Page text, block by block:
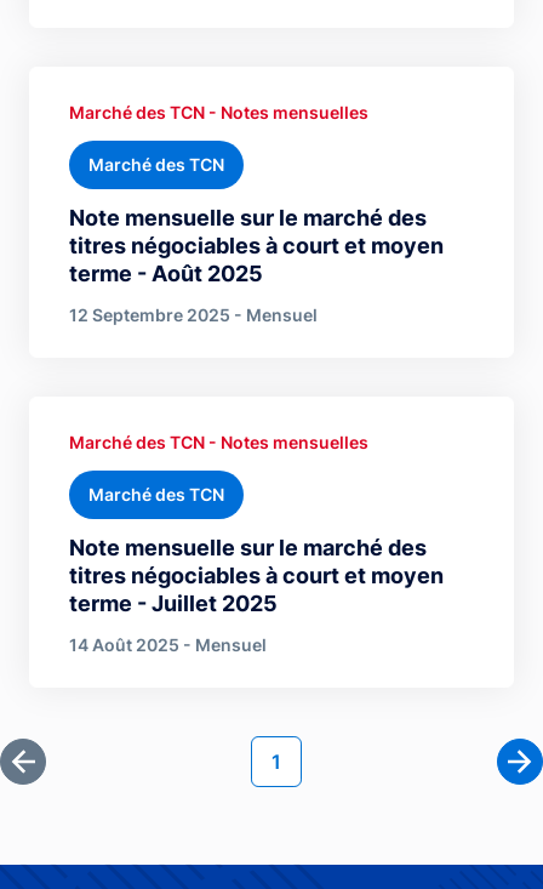
Note mensuelle sur le marché des
titres négociables à court et moyen
terme - Août 2025
Marché des TCN - Notes mensuelles
Marché des TCN
12 Septembre 2025 - Mensuel
Note mensuelle sur le marché des
titres négociables à court et moyen
terme - Juillet 2025
Marché des TCN - Notes mensuelles
Marché des TCN
14 Août 2025 - Mensuel
Première page
Page courante
1